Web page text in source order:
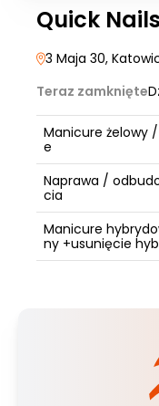
Quick
3 Maja 30,
Teraz zamknięte
Manicure żelowy
e
Naprawa /
cia
Manicure
ny +usunięcie